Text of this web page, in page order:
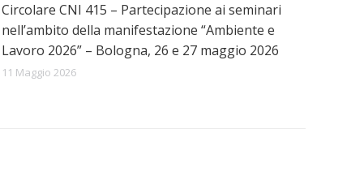
Circolare CNI 415 – Partecipazione ai seminari
nell’ambito della manifestazione “Ambiente e
Lavoro 2026” – Bologna, 26 e 27 maggio 2026
11 Maggio 2026